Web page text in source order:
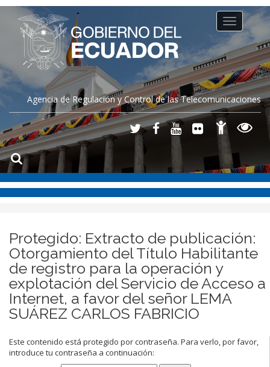
Agencia de Regulación y Control de las Telecomunicaciones
Toggle
navigation
Protegido: Extracto de publicación:
Otorgamiento del Título Habilitante
de registro para la operación y
explotación del Servicio de Acceso a
Internet, a favor del señor LEMA
SUÁREZ CARLOS FABRICIO
Este contenido está protegido por contraseña. Para verlo, por favor,
introduce tu contraseña a continuación: